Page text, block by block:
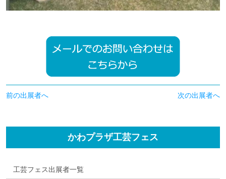
前の出展者へ 次の出展者へ
かわプラザ工芸フェス
工芸フェス出展者一覧